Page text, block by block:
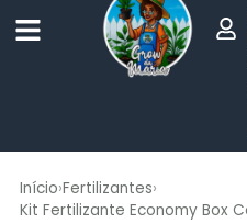
Início›Fertilizantes›
Kit Fertilizante Economy Box